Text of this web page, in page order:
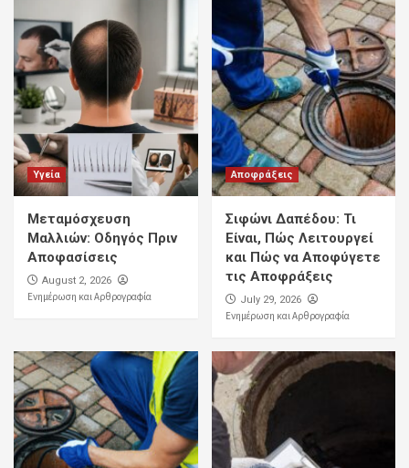
Υγεία
Μεταμόσχευση
Μαλλιών: Οδηγός Πριν
Αποφασίσεις
August 2, 2026
Ενημέρωση και Αρθρογραφία
Αποφράξεις
Σιφώνι Δαπέδου: Τι
Είναι, Πώς Λειτουργεί
και Πώς να Αποφύγετε
τις Αποφράξεις
July 29, 2026
Ενημέρωση και Αρθρογραφία